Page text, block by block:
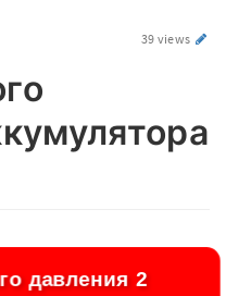
39 views
давления 2